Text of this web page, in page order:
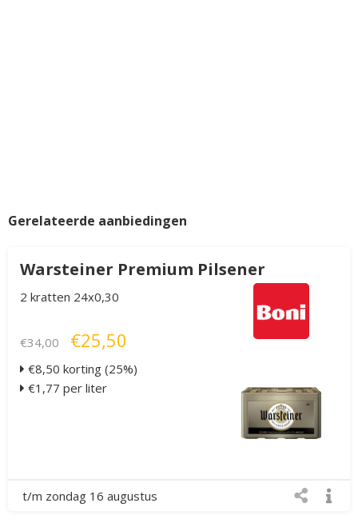
Gerelateerde aanbiedingen
Warsteiner Premium Pilsener
2 kratten 24x0,30
€34,00 €25,50
€8,50 korting (25%)
€1,77 per liter
t/m zondag 16 augustus